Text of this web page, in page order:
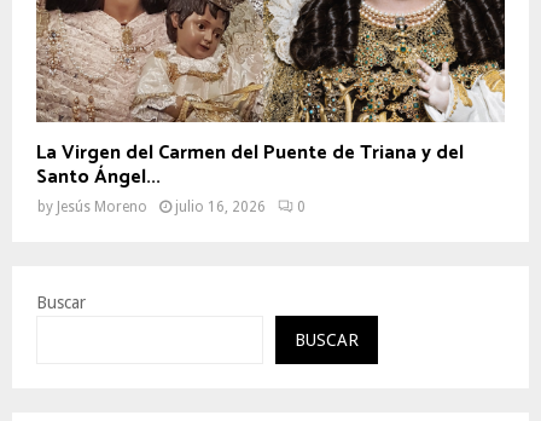
La Virgen del Carmen del Puente de Triana y del
Santo Ángel...
by Jesús Moreno julio 16, 2026 0
Buscar
BUSCAR